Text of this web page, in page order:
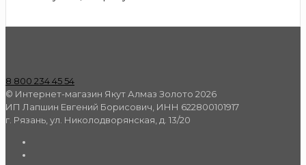
8 800 234 45 54
© Интернет-магазин Якут Алмаз Золото 2026
ИП Лапшин Евгений Борисович, ИНН 622800101917
г. Рязань, ул. Николодворянская, д. 13/20